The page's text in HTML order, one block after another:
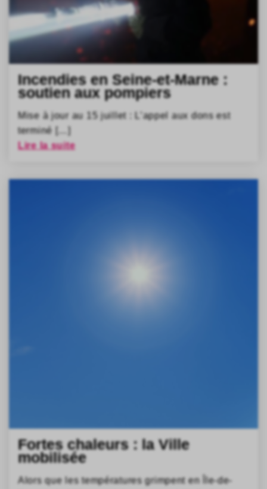
Incendies en Seine-et-Marne :
soutien aux pompiers
Mise à jour au 15 juillet : L’appel aux dons est
terminé […]
Lire la suite
Fortes chaleurs : la Ville
mobilisée
Alors que les températures grimpent en Île-de-